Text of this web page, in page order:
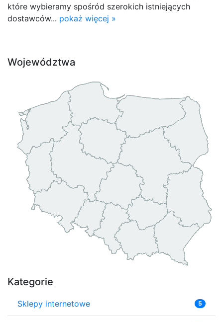
które wybieramy spośród szerokich istniejących
dostawców... pokaż więcej »
Województwa
Kategorie
Sklepy internetowe 5